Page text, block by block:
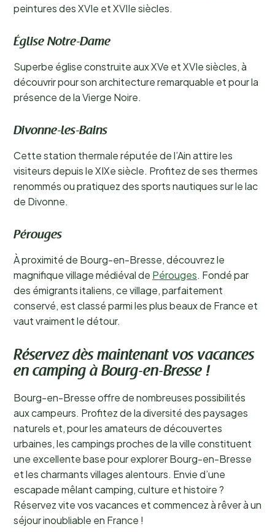
peintures des XVIe et XVIIe siècles.
Église Notre-Dame
Superbe église construite aux XVe et XVIe siècles, à
découvrir pour son architecture remarquable et pour la
présence de la Vierge Noire.
Divonne-les-Bains
Cette station thermale réputée de l’Ain attire les
visiteurs depuis le XIXe siècle. Profitez de ses thermes
renommés ou pratiquez des sports nautiques sur le lac
de Divonne.
Pérouges
À proximité de Bourg-en-Bresse, découvrez le
magnifique village médiéval de Pérouges. Fondé par
des émigrants italiens, ce village, parfaitement
conservé, est classé parmi les plus beaux de France et
vaut vraiment le détour.
Réservez dès maintenant vos vacances
en camping à Bourg-en-Bresse !
Bourg-en-Bresse offre de nombreuses possibilités
aux campeurs. Profitez de la diversité des paysages
naturels et, pour les amateurs de découvertes
urbaines, les campings proches de la ville constituent
une excellente base pour explorer Bourg-en-Bresse
et les charmants villages alentours. Envie d’une
escapade mêlant camping, culture et histoire ?
Réservez vite vos vacances et commencez à rêver à un
séjour inoubliable en France !